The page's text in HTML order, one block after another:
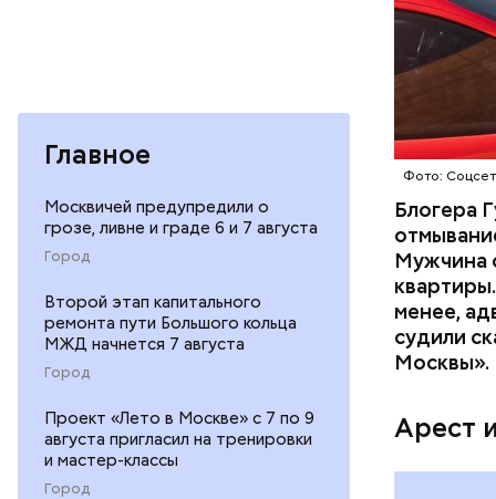
Главное
Москвичей предупредили о
грозе, ливне и граде 6 и 7 августа
Город
Второй этап капитального
ремонта пути Большого кольца
МЖД начнется 7 августа
Город
Проект «Лето в Москве» с 7 по 9
августа пригласил на тренировки
и мастер-классы
Город
Фото:
Блогера
Мужчина
менее,
судили
Москвы».
Арест
скрытую
матери и
пищу ела